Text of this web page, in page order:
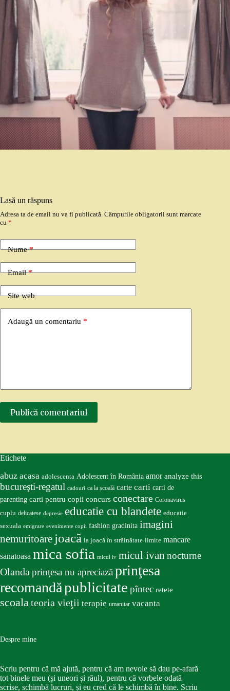
Lasă un răspuns
Adresa ta de email nu va fi publicată. Câmpurile obligatorii sunt marcate
cu *
Nume*
Email*
Site web
Adaugă un comentariu *
Publică comentariul
Etichete
abuz acasa adolescenta Adolescent în România amor analyze this
bucureşti-regatul cadouri ca la școală carte carti carti de
parenting carti pentru copii concurs conectare Coronavirus
cuplu delicatese depresie educatie cu blandete educatie
sexuala emigrare evenimente copii fashion gradinita imagini
nemuritoare joacă la joacă în străinătate limite mancare
sanatoasa mica sofia micul iv micul ivan nocturne
Olandaprinţesa nu apreciazăprinţesa
recomandăpublicitate pîntec retete
scoalateoria vieţii terapie umanitar vacanta
Despre mine
Scriu pentru că mă ajută, pentru că am nevoie să dau pe-afară
tot binele meu (și uneori și răul), pentru că vorbele odată
scrise, schimbă lucruri, și eu cred că le schimbă în bine. Scriu